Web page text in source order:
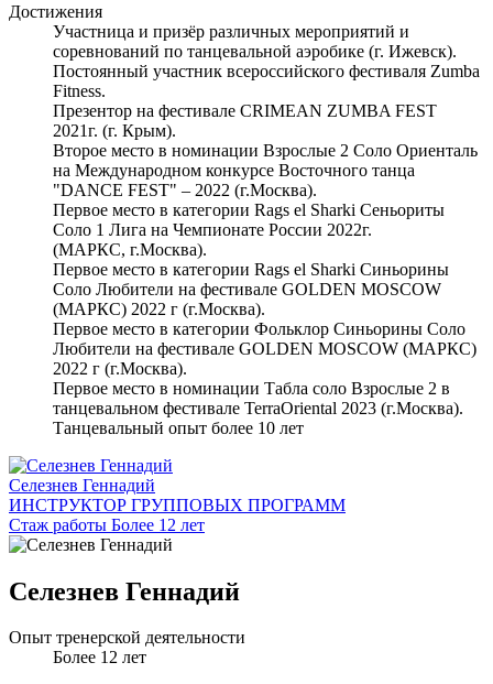
Достижения
Участница и призёр различных мероприятий и
соревнований по танцевальной аэробике (г. Ижевск).
Постоянный участник всероссийского фестиваля Zumba
Fitness.
Презентор на фестивале CRIMEAN ZUMBA FEST
2021г. (г. Крым).
Второе место в номинации Взрослые 2 Соло Ориенталь
на Международном конкурсе Восточного танца
"DANCE FEST" – 2022 (г.Москва).
Первое место в категории Rags el Sharki Сеньориты
Соло 1 Лига на Чемпионате России 2022г.
(МАРКС, г.Москва).
Первое место в категории Rags el Sharki Синьорины
Соло Любители на фестивале GOLDEN MOSCOW
(МАРКС) 2022 г (г.Москва).
Первое место в категории Фольклор Синьорины Соло
Любители на фестивале GOLDEN MOSCOW (МАРКС)
2022 г (г.Москва).
Первое место в номинации Табла соло Взрослые 2 в
танцевальном фестивале TerraOriental 2023 (г.Москва).
Танцевальный опыт более 10 лет
Селезнев Геннадий
ИНСТРУКТОР ГРУППОВЫХ ПРОГРАММ
Стаж работы Более 12 лет
Селезнев Геннадий
Опыт тренерской деятельности
Более 12 лет